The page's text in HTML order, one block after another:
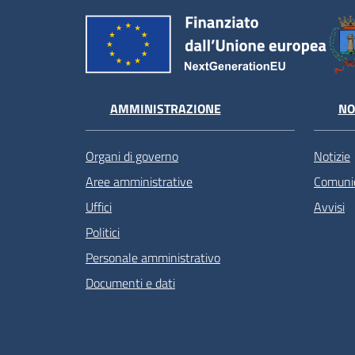
AMMINISTRAZIONE
Organi di governo
Aree amministrative
Uffici
Politici
Personale amministrativo
Documenti e dati
Notizie
Avvisi